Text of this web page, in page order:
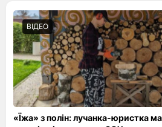
ВІДЕО
«Їжа» з полін: лучанка-юристка